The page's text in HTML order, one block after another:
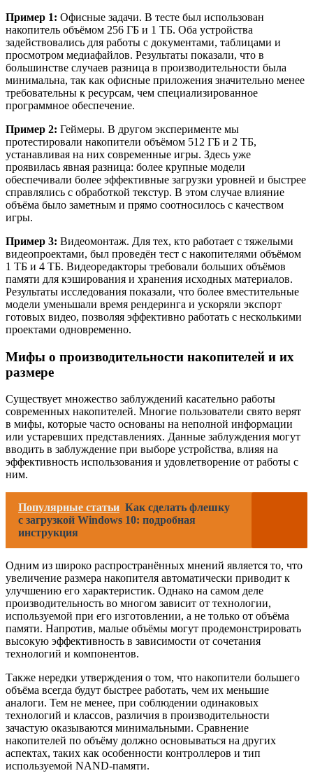
Пример 1: Офисные задачи. В тесте был использован
накопитель объёмом 256 ГБ и 1 ТБ. Оба устройства
задействовались для работы с документами, таблицами и
просмотром медиафайлов. Результаты показали, что в
большинстве случаев разница в производительности была
минимальна, так как офисные приложения значительно менее
требовательны к ресурсам, чем специализированное
программное обеспечение.
Пример 2: Геймеры. В другом эксперименте мы
протестировали накопители объёмом 512 ГБ и 2 ТБ,
устанавливая на них современные игры. Здесь уже
проявилась явная разница: более крупные модели
обеспечивали более эффективные загрузки уровней и быстрее
справлялись с обработкой текстур. В этом случае влияние
объёма было заметным и прямо соотносилось с качеством
игры.
Пример 3: Видеомонтаж. Для тех, кто работает с тяжелыми
видеопроектами, был проведён тест с накопителями объёмом
1 ТБ и 4 ТБ. Видеоредакторы требовали больших объёмов
памяти для кэширования и хранения исходных материалов.
Результаты исследования показали, что более вместительные
модели уменьшали время рендеринга и ускоряли экспорт
готовых видео, позволяя эффективно работать с несколькими
проектами одновременно.
Мифы о производительности накопителей и их
размере
Существует множество заблуждений касательно работы
современных накопителей. Многие пользователи свято верят
в мифы, которые часто основаны на неполной информации
или устаревших представлениях. Данные заблуждения могут
вводить в заблуждение при выборе устройства, влияя на
эффективность использования и удовлетворение от работы с
ним.
Популярные статьи Как сделать флешку
с загрузкой Windows 10: подробная
инструкция
Одним из широко распространённых мнений является то, что
увеличение размера накопителя автоматически приводит к
улучшению его характеристик. Однако на самом деле
производительность во многом зависит от технологии,
используемой при его изготовлении, а не только от объёма
памяти. Напротив, малые объёмы могут продемонстрировать
высокую эффективность в зависимости от сочетания
технологий и компонентов.
Также нередки утверждения о том, что накопители большего
объёма всегда будут быстрее работать, чем их меньшие
аналоги. Тем не менее, при соблюдении одинаковых
технологий и классов, различия в производительности
зачастую оказываются минимальными. Сравнение
накопителей по объёму должно основываться на других
аспектах, таких как особенности контроллеров и тип
используемой NAND-памяти.